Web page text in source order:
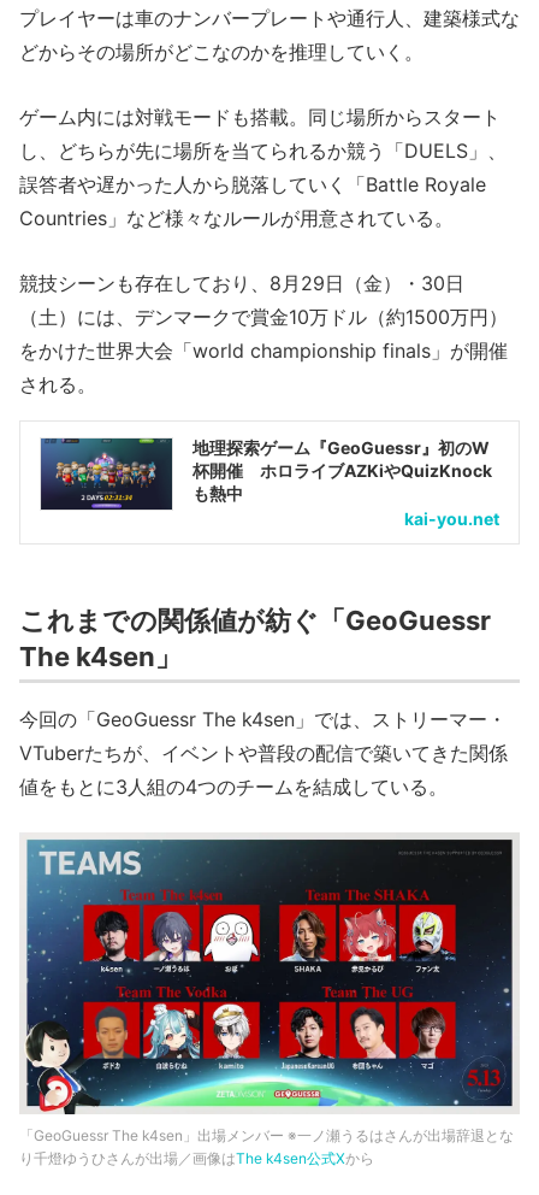
プレイヤーは車のナンバープレートや通行人、建築様式な
どからその場所がどこなのかを推理していく。
ゲーム内には対戦モードも搭載。同じ場所からスタート
し、どちらが先に場所を当てられるか競う「DUELS」、
誤答者や遅かった人から脱落していく「Battle Royale
Countries」など様々なルールが用意されている。
競技シーンも存在しており、8月29日（金）・30日
（土）には、デンマークで賞金10万ドル（約1500万円）
をかけた世界大会「world championship finals」が開催
される。
地理探索ゲーム『GeoGuessr』初のW
杯開催 ホロライブAZKiやQuizKnock
も熱中
kai-you.net
これまでの関係値が紡ぐ「GeoGuessr
The k4sen」
今回の「GeoGuessr The k4sen」では、ストリーマー・
VTuberたちが、イベントや普段の配信で築いてきた関係
値をもとに3人組の4つのチームを結成している。
「GeoGuessr The k4sen」出場メンバー ※一ノ瀬うるはさんが出場辞退とな
り千燈ゆうひさんが出場／画像はThe k4sen公式Xから